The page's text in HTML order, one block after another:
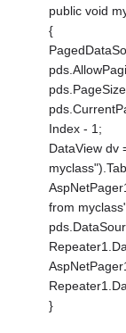
public void
{
Index - 1;
DataView dv
from
}